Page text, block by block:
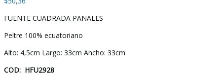
FUENTE CUADRADA PANALES
Peltre 100% ecuatoriano
Alto: 4,5cm Largo: 33cm Ancho: 33cm
COD: HFU2928